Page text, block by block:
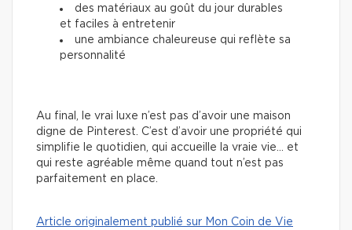
des matériaux au goût du jour durables
et faciles à entretenir
une ambiance chaleureuse qui reflète sa
personnalité
Au final, le vrai luxe n’est pas d’avoir une maison
digne de Pinterest. C’est d’avoir une propriété qui
simplifie le quotidien, qui accueille la vraie vie… et
qui reste agréable même quand tout n’est pas
parfaitement en place.
Article originalement publié sur Mon Coin de Vie